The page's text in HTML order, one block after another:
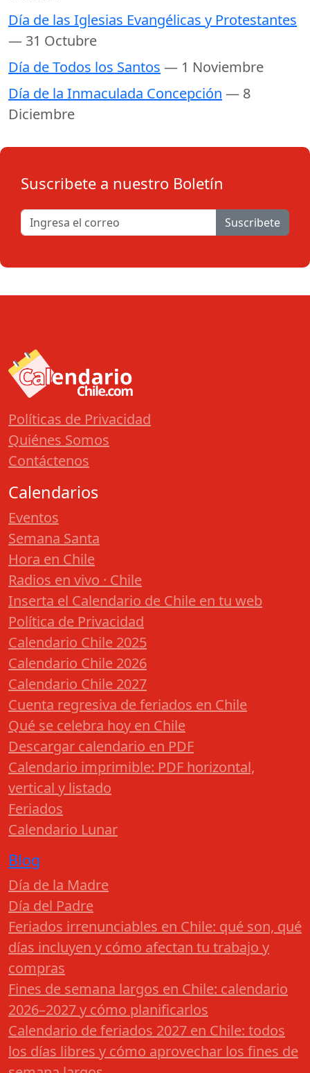
Día de las Iglesias Evangélicas y Protestantes
— 31 Octubre
Día de Todos los Santos — 1 Noviembre
Día de la Inmaculada Concepción — 8
Diciembre
Suscribete a nuestro Boletín
Suscribete
Políticas de Privacidad
Quiénes Somos
Contáctenos
Calendarios
Eventos
Semana Santa
Hora en Chile
Radios en vivo · Chile
Inserta el Calendario de Chile en tu web
Política de Privacidad
Calendario Chile 2025
Calendario Chile 2026
Calendario Chile 2027
Cuenta regresiva de feriados en Chile
Qué se celebra hoy en Chile
Descargar calendario en PDF
Calendario imprimible: PDF horizontal,
vertical y listado
Feriados
Calendario Lunar
Blog
Día de la Madre
Día del Padre
Feriados irrenunciables en Chile: qué son, qué
días incluyen y cómo afectan tu trabajo y
compras
Fines de semana largos en Chile: calendario
2026–2027 y cómo planificarlos
Calendario de feriados 2027 en Chile: todos
los días libres y cómo aprovechar los fines de